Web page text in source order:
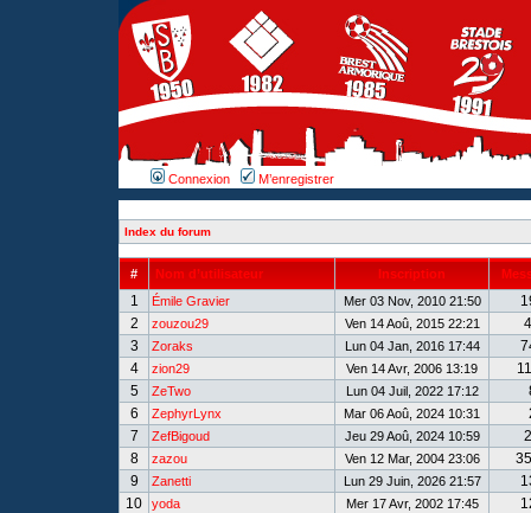
Connexion M’enregistrer
Index du forum
# Nom d’utilisateur Inscription
1 Émile Gravier Mer 03 Nov, 2010 21:50
2
zouzou29 Ven 14 Aoû, 2015 22:21
3
Zoraks Lun 04 Jan, 2016 17:44
4
zion29 Ven 14 Avr, 2006 13:19
5
ZeTwo Lun 04 Juil, 2022 17:12
6
ZephyrLynx Mar 06 Aoû, 2024 10:31
7
ZefBigoud Jeu 29 Aoû, 2024 10:59
8
zazou Ven 12 Mar, 2004 23:06
9
Zanetti Lun 29 Juin, 2026 21:57
10
yoda Mer 17 Avr, 2002 17:45